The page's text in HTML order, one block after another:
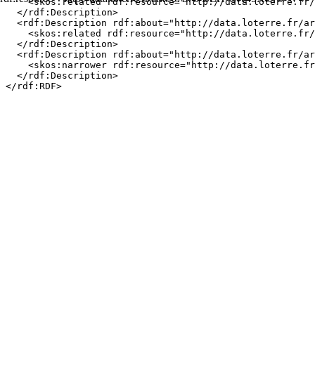
  </rdf:Description>
<rdf:Description rdf:about="http://data.loterre.fr/
<skos:related rdf:resource="http://
  </rdf:Description>
<rdf:Description rdf:about="http://data.loterre.fr/
<skos:narrower rdf:resource="http://
  </rdf:Description>